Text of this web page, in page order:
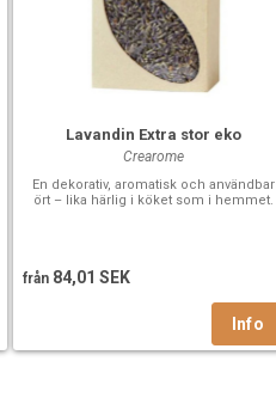
Lavandin Extra stor eko
Crearome
En dekorativ, aromatisk och användbar
ört – lika härlig i köket som i hemmet.
från 84,01 SEK